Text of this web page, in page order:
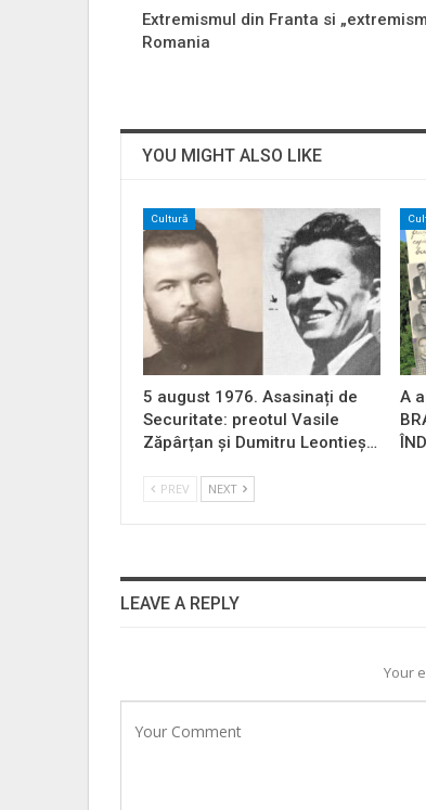
Extremismul din Franta si
Romania
YOU MIGHT ALSO LIKE
Cultură
5 august 1976. Asasinați de
Securitate: preotul Vasile
Zăpârțan și Dumitru Leontieș…
A
PREV NEXT
LEAVE A REPLY
Your